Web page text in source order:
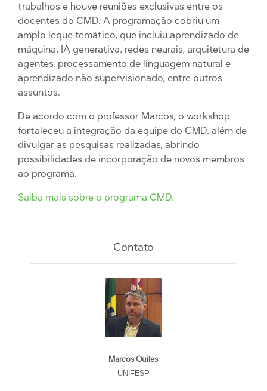
trabalhos e houve reuniões exclusivas entre os
docentes do CMD. A programação cobriu um
amplo leque temático, que incluiu aprendizado de
máquina, IA generativa, redes neurais, arquitetura de
agentes, processamento de linguagem natural e
aprendizado não supervisionado, entre outros
assuntos.
De acordo com o professor Marcos, o workshop
fortaleceu a integração da equipe do CMD, além de
divulgar as pesquisas realizadas, abrindo
possibilidades de incorporação de novos membros
ao programa.
Saiba mais sobre o programa CMD.
Contato
Marcos Quiles
UNIFESP